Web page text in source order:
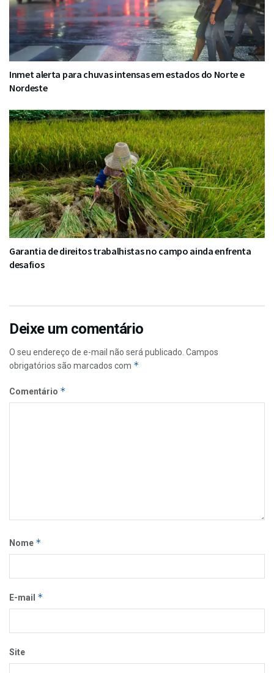
Inmet alerta para chuvas intensas em estados do Norte e
Nordeste
Garantia de direitos trabalhistas no campo ainda enfrenta
desafios
Deixe um comentário
O seu endereço de e-mail não será publicado. Campos
obrigatórios são marcados com *
Comentário *
Nome *
E-mail *
Site